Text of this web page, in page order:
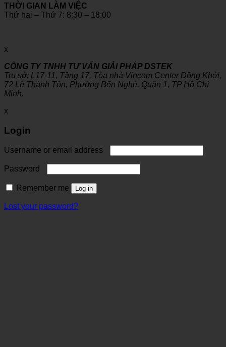
THỜI GIAN LÀM VIỆC
Thứ hai – Thứ 7: 8:30 – 18:00
x
CÔNG TY TNHH TƯ VẤN GIẢI PHÁP DSTEK
Trụ sở: L17-11, Tầng 17, Tòa nhà Vincom Center Đồng Khởi,
72 Lê Thánh Tôn, Phường Bến Nghé, Quận 1, TP Hồ Chí
Minh.
x
Login
Username or email address
Password
Remember me Log in
Lost your password?